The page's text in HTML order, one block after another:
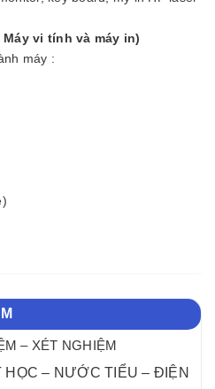
vi tính và máy in)
máy :
– XÉT NGHIỆM
HỌC – NƯỚC TIỂU – ĐIỆN